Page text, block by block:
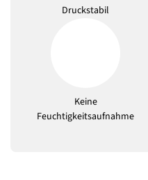
Druckstabil
Keine
Feuchtigkeitsaufnahme